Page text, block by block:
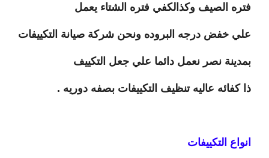
فتره الصيف وكذالكفي فتره الشتاء يعمل
علي خفض درجه البروده ونحن شركة صيانة التكييفات
بمدينة نصر نعمل دائما علي جعل التكييف
ذا كفائه عاليه تنظيف التكييفات بصفه دوريه .
انواع التكييفات